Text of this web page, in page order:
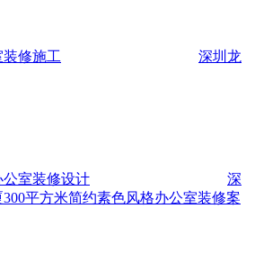
修施工 深圳龙
室装修设计
深
平方米简约素色风格办公室装修案